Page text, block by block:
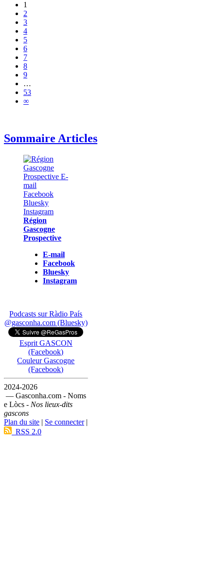
1
2
3
4
5
6
7
8
9
…
53
∞
Sommaire Articles
Région
Gascogne
Prospective
E-mail
Facebook
Bluesky
Instagram
Podcasts sur Ràdio País
@gasconha.com (Bluesky)
Esprit GASCON
(Facebook)
Couleur Gascogne
(Facebook)
2024-2026
— Gasconha.com - Noms
e Lòcs - Nos lieux-dits
gascons
Plan du site | Se connecter|
RSS 2.0